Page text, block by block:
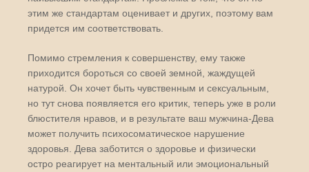
этим же стандартам оценивает и других, поэтому вам
придется им соответствовать.
Помимо стремления к совершенству, ему также
приходится бороться со своей земной, жаждущей
натурой. Он хочет быть чувственным и сексуальным,
но тут снова появляется его критик, теперь уже в роли
блюстителя нравов, и в результате ваш мужчина-Дева
может получить психосоматическое нарушение
здоровья. Дева заботится о здоровье и физически
остро реагирует на ментальный или эмоциональный